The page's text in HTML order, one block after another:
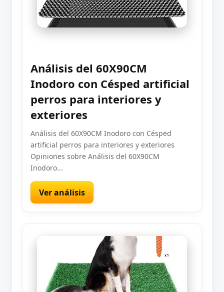
Análisis del 60X90CM
Inodoro con Césped artificial
perros para interiores y
exteriores
Análisis del 60X90CM Inodoro con Césped
artificial perros para interiores y exteriores
Opiniones sobre Análisis del 60X90CM
Inodoro...
Ver análisis